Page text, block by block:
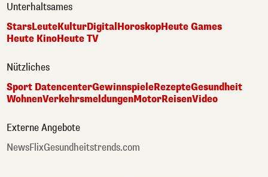
Unterhaltsames
StarsLeuteKulturDigital HoroskopHeute Games
Heute KinoHeute TV
Nützliches
Sport DatencenterGewinnspieleRezepteGesundheit
WohnenVerkehrsmeldungenMotorReisenVideo
Externe Angebote
NewsFlixGesundheitstrends.com